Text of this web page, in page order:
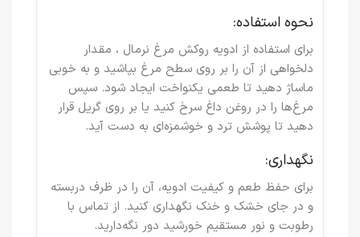
نحوه استفاده:
برای استفاده از ادویه روکش مرغ نرمال ، مقدار
دلخواهی از آن را بر روی سطح مرغ بپاشید و به خوبی
ماساژ دهید تا طعمی یکنواخت ایجاد شود. سپس
مرغ‌ها را در روغن داغ سرخ کنید یا بر روی گریل قرار
دهید تا پوشش ترد و خوشمزه‌ای به دست آید.
نگهداری:
برای حفظ طعم و کیفیت ادویه، آن را در ظرف دربسته
و در جای خشک و خنک نگهداری کنید. از تماس با
رطوبت و نور مستقیم خورشید دور نگه‌دارید.